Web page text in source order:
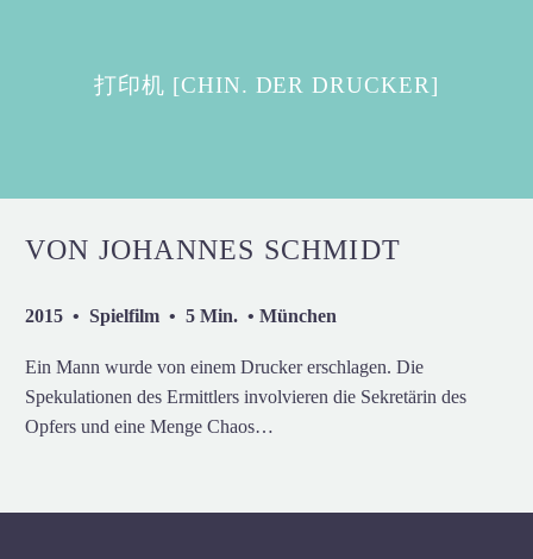
打印机 [CHIN. DER DRUCKER]
VON JOHANNES SCHMIDT
2015 • Spielfilm • 5 Min. • München
Ein Mann wurde von einem Drucker erschlagen. Die
Spekulationen des Ermittlers involvieren die Sekretärin des
Opfers und eine Menge Chaos…